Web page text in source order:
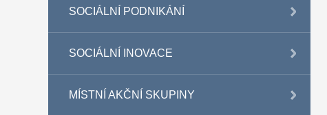
SOCIÁLNÍ PODNIKÁNÍ
SOCIÁLNÍ INOVACE
MÍSTNÍ AKČNÍ SKUPINY